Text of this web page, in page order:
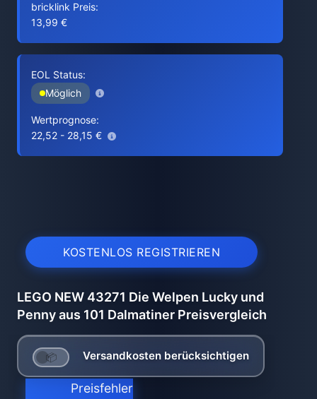
bricklink Preis:
13,99 €
EOL Status:
Möglich
Wertprognose:
22,52 - 28,15 €
KOSTENLOS REGISTRIEREN
LEGO NEW 43271 Die Welpen Lucky und
Penny aus 101 Dalmatiner Preisvergleich
Versandkosten berücksichtigen
Preisfehler